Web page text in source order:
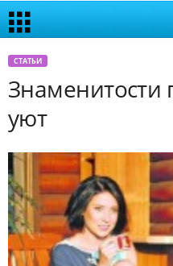
СТАТЬИ
Знаменитости
уют